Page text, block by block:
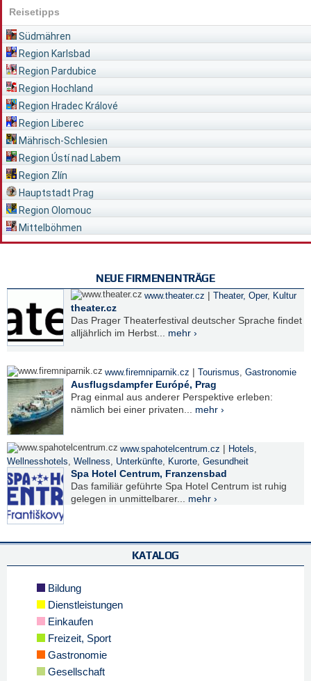
Reisetipps
Südmähren
Region Karlsbad
Region Pardubice
Region Hochland
Region Hradec Králové
Region Liberec
Mährisch-Schlesien
Region Ústí nad Labem
Region Zlín
Hauptstadt Prag
Region Olomouc
Mittelböhmen
NEUE FIRMENEINTRÄGE
www.theater.cz | Theater, Oper, Kultur
theater.cz
Das Prager Theaterfestival deutscher Sprache findet
alljährlich im Herbst... mehr ›
www.firemniparnik.cz | Tourismus Gastronomie
Ausflugsdampfer Európé, Prag
Prag einmal aus anderer Perspektive erleben:
nämlich bei einer privaten... mehr ›
www.spahotelcentrum.cz | Hotels
Wellnesshotels
Wellness Unterkünfte Kurorte Gesundheit
Spa Hotel Centrum, Franzensbad
Das familiär geführte Spa Hotel Centrum ist ruhig
gelegen in unmittelbarer... mehr ›
KATALOG
Bildung
Dienstleistungen
Einkaufen
Freizeit, Sport
Gastronomie
Gesellschaft